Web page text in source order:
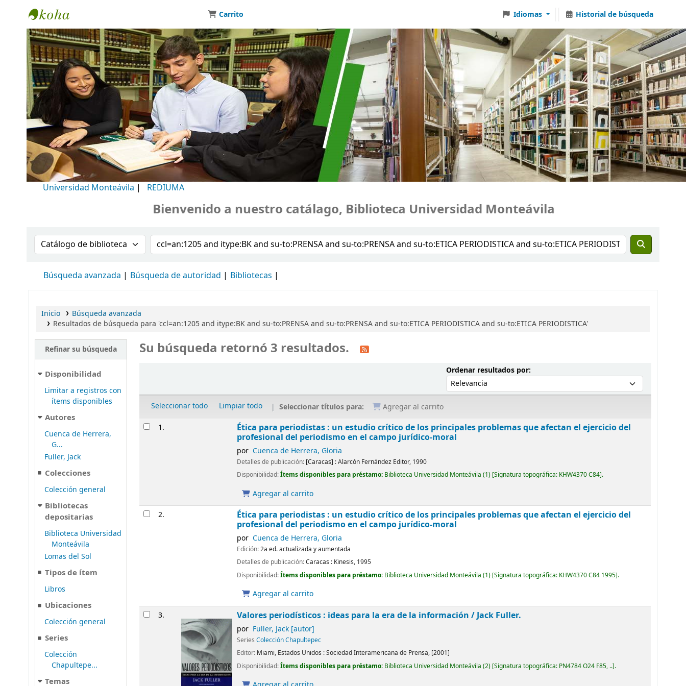
Biblioteca Universidad Monteávila
Carrito Idiomas Historial de búsqueda
Universidad Monteávila | REDIUMA
Bienvenido a nuestro catálago, Biblioteca Universidad Monteávila
Buscar en el catálogo por:Buscar en el catálogo
Búsqueda avanzada Búsqueda de autoridad Bibliotecas
Inicio
Búsqueda avanzada
Resultados de búsqueda para 'ccl=an:1205 and itype:BK and su-to:PRENSA and su-to:PRENSA and su-to:ETICA PERIODISTICA and su-to:ETICA PERIODISTICA'
Refinar su búsqueda
Disponibilidad
Limitar a registros con
ítems disponibles
Autores
Cuenca de Herrera,
G...
Fuller, Jack
Colecciones
Colección general
Bibliotecas
depositarias
Biblioteca Universidad
Monteávila
Lomas del Sol
Tipos de ítem
Libros
Ubicaciones
Colección general
Series
Colección
Chapultepe...
Temas
Su búsqueda retornó 3 resultados.
Ordenar resultados por:Ordenar por:
Seleccionar todo Limpiar todo Seleccionar títulos para: Agregar al carrito
Resultados
1.
Ética para periodistas : un estudio crítico de los principales problemas que afectan el ejercicio del
profesional del periodismo en el campo jurídico-moral
por Cuenca de Herrera, Gloria
Detalles de publicación: [Caracas] :Alarcón Fernández Editor, 1990
Disponibilidad:Ítems disponibles para préstamo: Biblioteca Universidad Monteávila (1) Signatura topográfica: KHW4370 C84 .
Agregar al carrito
2.
Ética para periodistas : un estudio crítico de los principales problemas que afectan el ejercicio del
profesional del periodismo en el campo jurídico-moral
por Cuenca de Herrera, Gloria
Edición:2a ed. actualizada y aumentada
Detalles de publicación:Caracas : Kinesis, 1995
Disponibilidad:Ítems disponibles para préstamo: Biblioteca Universidad Monteávila (1) Signatura topográfica: KHW4370 C84 1995 .
Agregar al carrito
3. Valores periodísticos : ideas para la era de la información /Jack Fuller.
por Fuller, Jack[autor]
SeriesColección Chapultepec
Editor: Miami, Estados Unidos :Sociedad Interamericana de Prensa, [2001]
Disponibilidad:Ítems disponibles para préstamo: Biblioteca Universidad Monteávila (2) Signatura topográfica: PN4784 O24 F85, .. .